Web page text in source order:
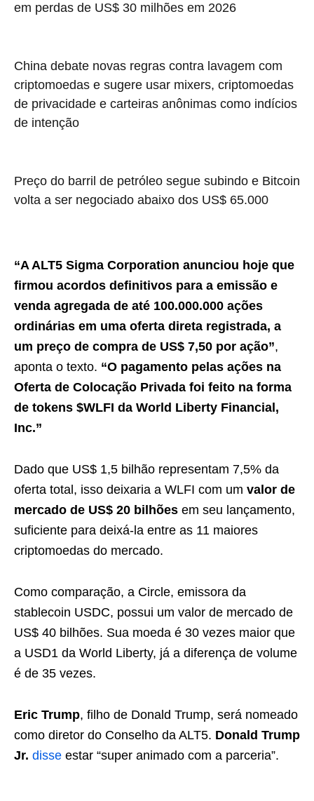
em perdas de US$ 30 milhões em 2026
China debate novas regras contra lavagem com
criptomoedas e sugere usar mixers, criptomoedas
de privacidade e carteiras anônimas como indícios
de intenção
Preço do barril de petróleo segue subindo e Bitcoin
volta a ser negociado abaixo dos US$ 65.000
“A ALT5 Sigma Corporation anunciou hoje que
firmou acordos definitivos para a emissão e
venda agregada de até 100.000.000 ações
ordinárias em uma oferta direta registrada, a
um preço de compra de US$ 7,50 por ação”,
aponta o texto. “O pagamento pelas ações na
Oferta de Colocação Privada foi feito na forma
de tokens $WLFI da World Liberty Financial,
Inc.”
Dado que US$ 1,5 bilhão representam 7,5% da
oferta total, isso deixaria a WLFI com um valor de
mercado de US$ 20 bilhões em seu lançamento,
suficiente para deixá-la entre as 11 maiores
criptomoedas do mercado.
Como comparação, a Circle, emissora da
stablecoin USDC, possui um valor de mercado de
US$ 40 bilhões. Sua moeda é 30 vezes maior que
a USD1 da World Liberty, já a diferença de volume
é de 35 vezes.
Eric Trump, filho de Donald Trump, será nomeado
como diretor do Conselho da ALT5. Donald Trump
Jr. disse estar “super animado com a parceria”.